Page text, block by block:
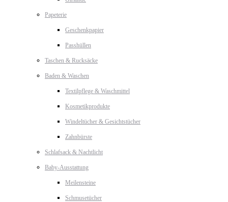
Papeterie
Geschenkpapier
Passhüllen
Taschen & Rucksäcke
Baden & Waschen
Textilpflege & Waschmittel
Kosmetikprodukte
Windeltücher & Gesichtstücher
Zahnbürste
Schlafsack & Nachtlicht
Baby-Ausstattung
Meilensteine
Schmusetücher